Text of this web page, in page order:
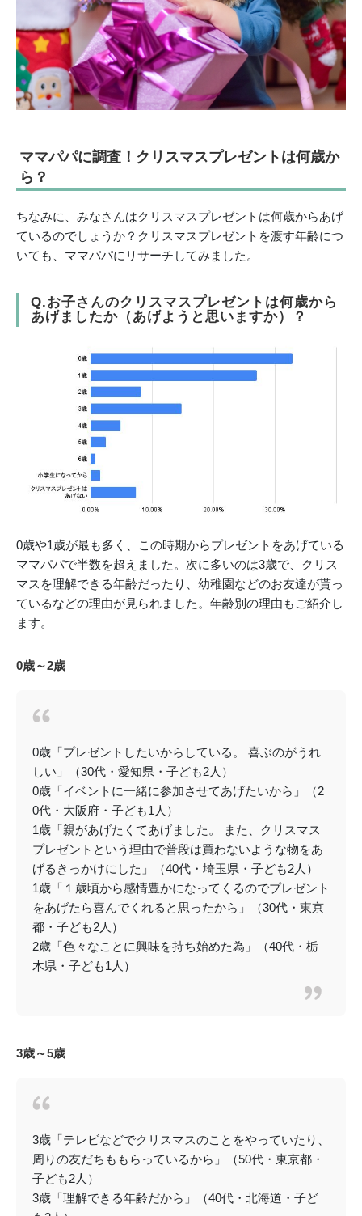
ママパパに調査！クリスマスプレゼントは何歳か
ら？
ちなみに、みなさんはクリスマスプレゼントは何歳からあげ
ているのでしょうか？クリスマスプレゼントを渡す年齢につ
いても、ママパパにリサーチしてみました。
Q.お子さんのクリスマスプレゼントは何歳から
あげましたか（あげようと思いますか）？
0歳や1歳が最も多く、この時期からプレゼントをあげている
ママパパで半数を超えました。次に多いのは3歳で、クリス
マスを理解できる年齢だったり、幼稚園などのお友達が貰っ
ているなどの理由が見られました。年齢別の理由もご紹介し
ます。
0歳～2歳
0歳「プレゼントしたいからしている。 喜ぶのがうれ
しい」（30代・愛知県・子ども2人）
0歳「イベントに一緒に参加させてあげたいから」（2
0代・大阪府・子ども1人）
1歳「親があげたくてあげました。 また、クリスマス
プレゼントという理由で普段は買わないような物をあ
げるきっかけにした」（40代・埼玉県・子ども2人）
1歳「１歳頃から感情豊かになってくるのでプレゼント
をあげたら喜んでくれると思ったから」（30代・東京
都・子ども2人）
2歳「色々なことに興味を持ち始めた為」（40代・栃
木県・子ども1人）
3歳～5歳
3歳「テレビなどでクリスマスのことをやっていたり、
周りの友だちももらっているから」（50代・東京都・
子ども2人）
3歳「理解できる年齢だから」（40代・北海道・子ど